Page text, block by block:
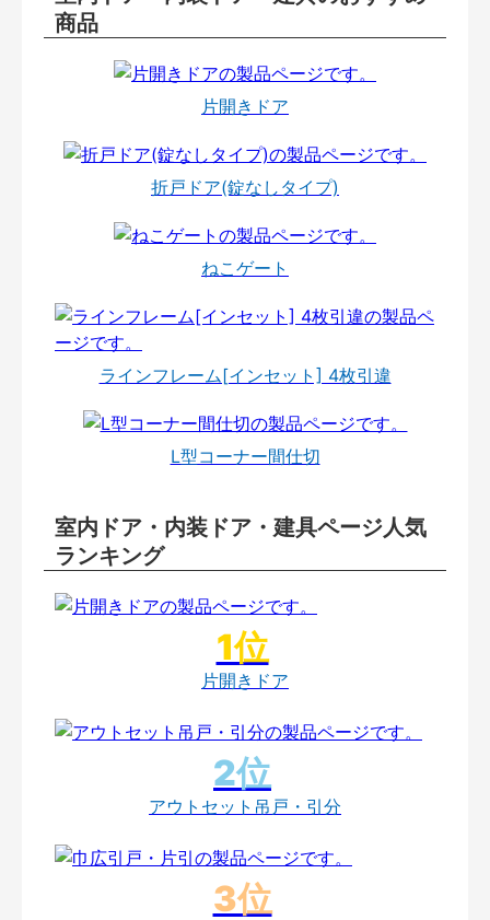
商品
片開きドア
折戸ドア(錠なしタイプ)
ねこゲート
ラインフレーム[インセット] 4枚引違
L型コーナー間仕切
室内ドア・内装ドア・建具ページ人気
ランキング
片開きドア
アウトセット吊戸・引分